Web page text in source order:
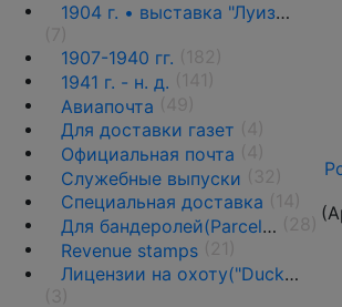
1904 г. • выставка "Луизиана" ♦♦
1907-1940 гг.
1941 г. - н. д.
Авиапочта
Для доставки газет
Официальная почта
Служебные выпуски
Специальная доставка
Для бандеролей(Parcel post) ♦♦
Revenue stamps
Лицензии на охоту("Duck stamps")